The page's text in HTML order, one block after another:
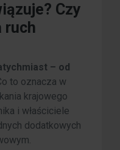
Czy
ruch
– od
to oznacza w
krajowego
i właściciele
dodatkowych